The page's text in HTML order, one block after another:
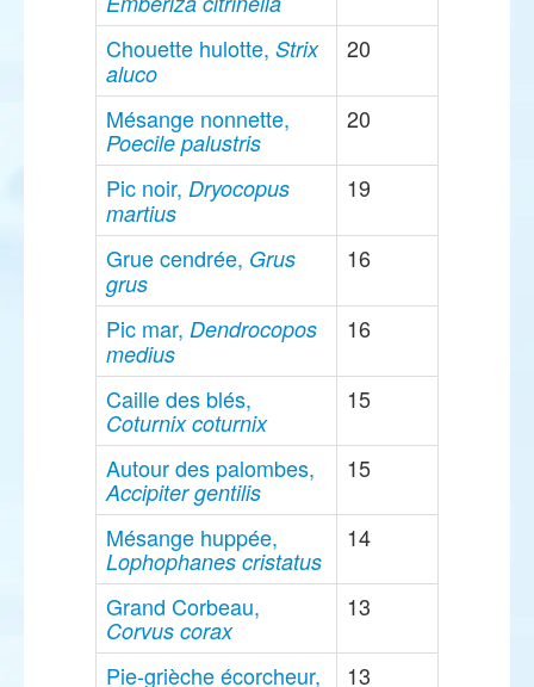
Chouette hulotte, Strix
aluco
20
Mésange nonnette,
Poecile palustris
20
Pic noir, Dryocopus
martius
19
Grue cendrée, Grus
grus
16
Pic mar, Dendrocopos
medius
16
Caille des blés,
Coturnix coturnix
15
Autour des palombes,
Accipiter gentilis
15
Mésange huppée,
Lophophanes cristatus
14
Grand Corbeau,
Corvus corax
13
Pie-grièche écorcheur, 13